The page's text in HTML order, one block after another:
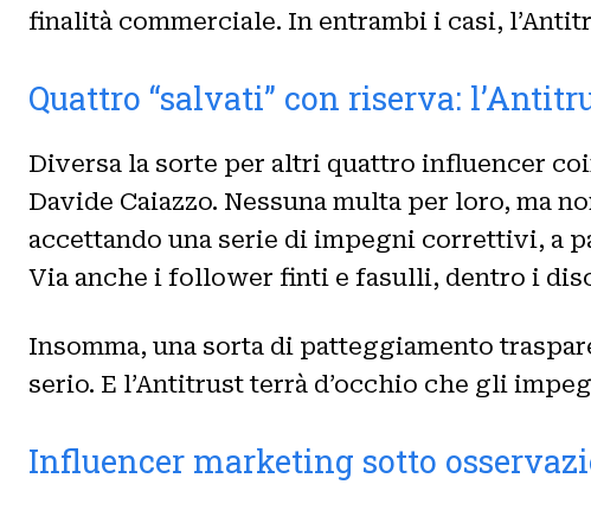
finalità commerciale. In entrambi i casi,
Quattro “salvati” con riserva:
Diversa la sorte per altri quattro influencer
Davide Caiazzo. Nessuna multa per loro, ma
accettando una serie di impegni correttivi, a
Via anche i follower finti e fasulli, dentro i
Insomma, una sorta di patteggiamento
serio. E l’Antitrust terrà d’occhio che gli
Influencer marketing sotto